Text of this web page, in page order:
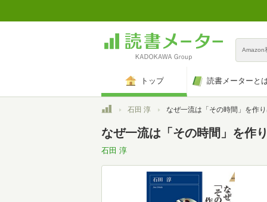
Amazon
トップ 読書メーターと
トップ石田 淳 なぜ一流は「その時間」を作り出せ
なぜ一流は「その時間」を作
石田 淳